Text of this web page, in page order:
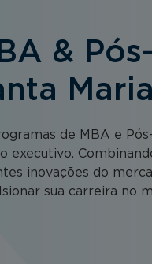
&
de MBA e
executivo.
inovações do
sua carreira no